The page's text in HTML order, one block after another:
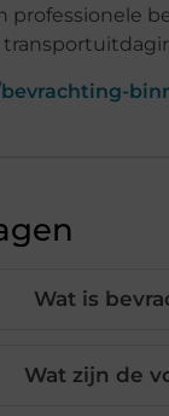
professionele
Wat is
Wat zijn de